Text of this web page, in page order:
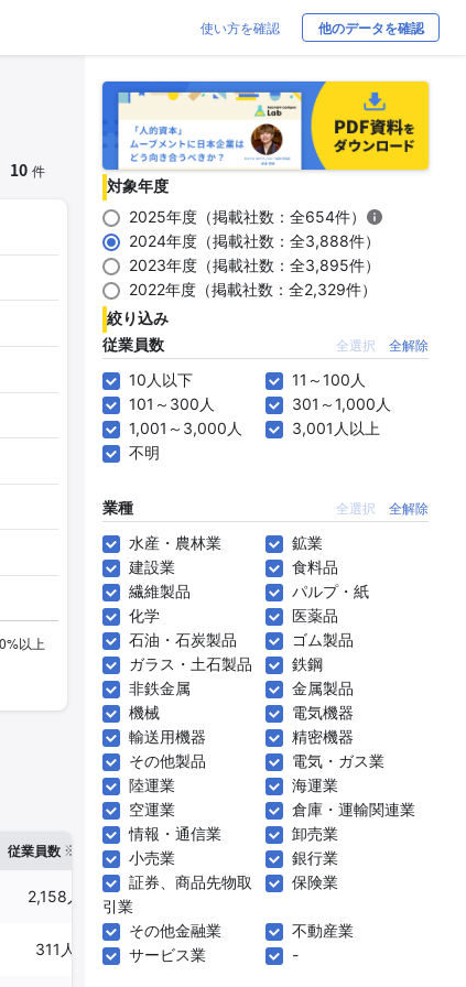
使い方を確認 他のデータを確認
10 件
従業員数 ※1 臨時従業員数 確認した有報締日
2,158人 - 2025年03月31日
311人
対象年度
2025年度（掲載社数：全654件）
2024年度（掲載社数：全3,888件）
2023年度（掲載社数：全3,895件）
2022年度（掲載社数：全2,329件）
絞り込み
従業員数
全選択 全解除
10人以下
11～100人
101～300人
301～1,000人
1,001～3,000人
3,001人以上
不明
業種 全選択 全解除
水産・農林業
鉱業
建設業
食料品
繊維製品
パルプ・紙
化学
医薬品
石油・石炭製品
ゴム製品
ガラス・土石製品
鉄鋼
非鉄金属
金属製品
機械
電気機器
輸送用機器
精密機器
その他製品
電気・ガス業
陸運業
海運業
空運業
倉庫・運輸関連業
情報・通信業
卸売業
小売業
銀行業
証券、商品先物取
引業
保険業
その他金融業
不動産業
サービス業
-